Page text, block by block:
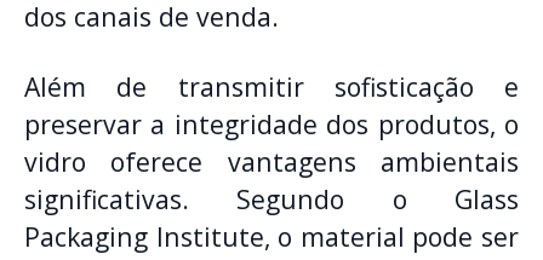
dos canais de venda.
Além de transmitir sofisticação e
preservar a integridade dos produtos, o
vidro oferece vantagens ambientais
significativas. Segundo o Glass
Packaging Institute, o material pode ser